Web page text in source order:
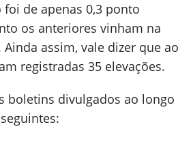
de apenas 0,3 ponto
os anteriores vinham na
assim, vale dizer que ao
registradas 35 elevações.
boletins divulgados ao longo